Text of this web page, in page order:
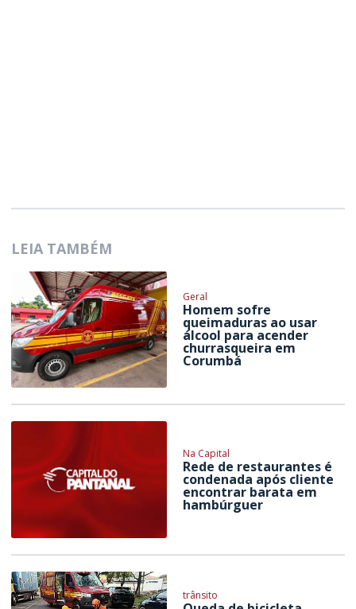
LEIA TAMBÉM
Geral
Homem sofre
queimaduras ao usar
álcool para acender
churrasqueira em
Corumbá
Na Capital
Rede de restaurantes é
condenada após cliente
encontrar barata em
hambúrguer
trânsito